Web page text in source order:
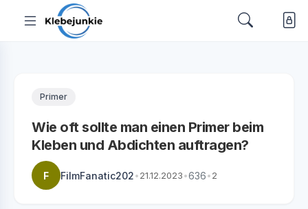
Primer
Wie oft sollte man einen Primer beim
Kleben und Abdichten auftragen?
F FilmFanatic202•21.12.2023•636•2